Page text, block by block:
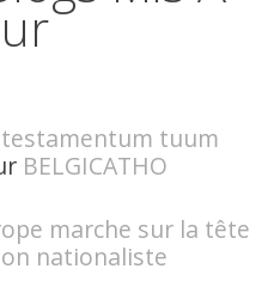
testamentum tuum
BELGICATHO
marche sur la tête
nationaliste